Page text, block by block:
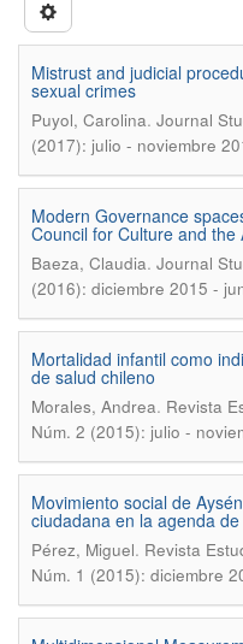
Mistrust and judicial
sexual crimes
Puyol, Carolina. Journal
(2017): julio - noviembre
Modern Governance
Council for Culture and the
Baeza, Claudia. Journal
(2016): diciembre 2015 -
Mortalidad infantil como
de salud chileno
Morales, Andrea. Revista
Núm. 2 (2015): julio -
Movimiento social de
ciudadana en la agenda
Pérez, Miguel. Revista
Núm. 1 (2015): diciembre